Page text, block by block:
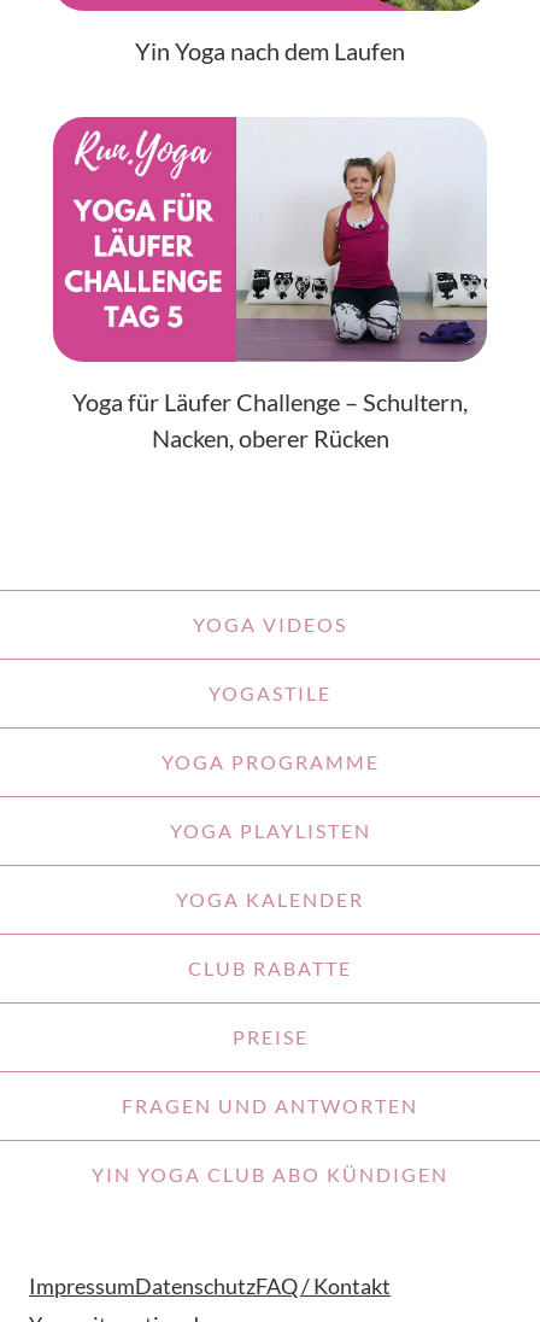
Yin Yoga nach dem Laufen
Yoga für Läufer Challenge – Schultern,
Nacken, oberer Rücken
YOGA VIDEOS
YOGASTILE
YOGA PROGRAMME
YOGA PLAYLISTEN
YOGA KALENDER
CLUB RABATTE
PREISE
FRAGEN UND ANTWORTEN
YIN YOGA CLUB ABO KÜNDIGEN
ImpressumDatenschutzFAQ / Kontakt